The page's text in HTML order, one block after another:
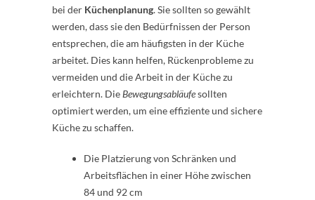
bei der Küchenplanung. Sie sollten so gewählt
werden, dass sie den Bedürfnissen der Person
entsprechen, die am häufigsten in der Küche
arbeitet. Dies kann helfen, Rückenprobleme zu
vermeiden und die Arbeit in der Küche zu
erleichtern. DieBewegungsabläufesollten
optimiert werden, um eine effiziente und sichere
Küche zu schaffen.
Die Platzierung von Schränken und
Arbeitsflächen in einer Höhe zwischen
84 und 92 cm